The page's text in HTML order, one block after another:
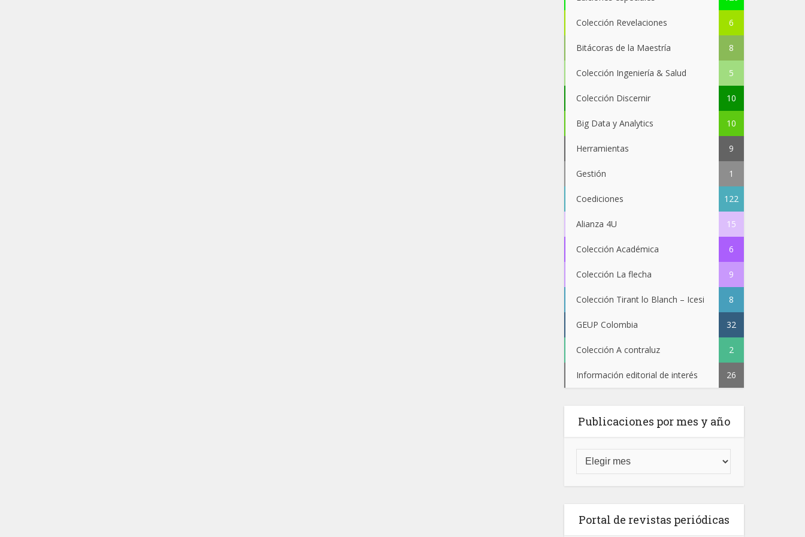
Colección Revelaciones 6
Bitácoras de la Maestría 8
Colección Ingeniería & Salud 5
Colección Discernir 10
Big Data y Analytics 10
Herramientas 9
Gestión 1
Coediciones 122
Alianza 4U 15
Colección Académica 6
Colección La flecha 9
Colección Tirant lo Blanch – Icesi 8
GEUP Colombia 32
Colección A contraluz 2
Información editorial de interés 26
Publicaciones por mes y año
Portal de revistas periódicas